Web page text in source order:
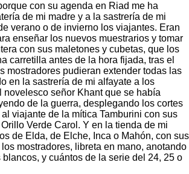
con su agenda en Riad me ha
de mi madre y a la sastrería de mi
verano o de invierno los viajantes. Eran
enseñar los nuevos muestrarios y tomar
con sus maletones y cubetas, que los
carretilla antes de la hora fijada, tras el
mostradores pudieran extender todas las
en la sastrería de mi alfayate a los
señor Khant que se había
de la guerra, desplegando los cortes
viajante de la mítica Tamburini con sus
Verde Carol. Y en la tienda de mi
de Elda, de Elche, Inca o Mahón, con sus
mostradores, libreta en mano, anotando
y cuántos de la serie del 24, 25 o